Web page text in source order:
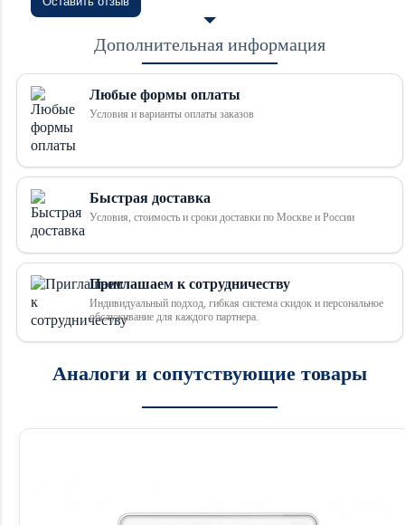
Дополнительная информация
Любые формы оплаты
Условия и варианты оплаты заказов
Быстрая доставка
Условия, стоимость и сроки доставки по Москве и России
Приглашаем к сотрудничеству
Индивидуальный подход, гибкая система скидок и персональное
обслуживание для каждого партнера.
Аналоги и сопутствующие товары